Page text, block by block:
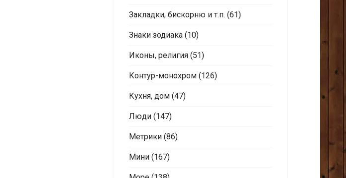
Закладки, бискорню и т.п. (61)
Знаки зодиака (10)
Иконы, религия (51)
Контур-монохром (126)
Кухня, дом (47)
Люди (147)
Метрики (86)
Мини (167)